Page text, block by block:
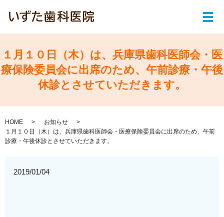
メ
１月１０日（木）は、兵庫県歯科医師会・医
療保険委員会に出席のため、午前診療・午後
休診とさせていただきます。
HOME
お知らせ
１月１０日（木）は、兵庫県歯科医師会・医療保険委員会に出席のため、午前
診療・午後休診とさせていただきます。
2019/01/04